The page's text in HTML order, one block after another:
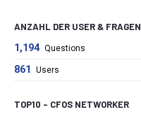
ANZAHL DER USER & FRAGEN
1,194 Questions
861 Users
TOP10 – CFOS NETWORKER